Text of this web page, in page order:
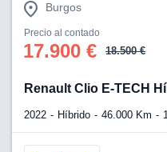
Burgos
Precio al contado
17.900 € 18.500 €
Renault Clio E-TECH
2022 Híbrido 46.000 Km